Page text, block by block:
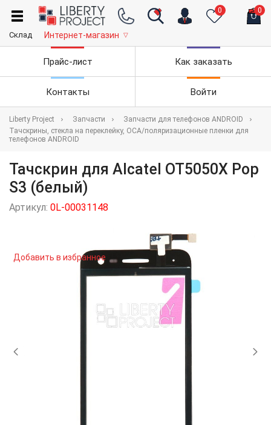
0 0
Склад Интернет-магазин ▽
Прайс-лист Как заказать
Контакты Войти
Liberty Project Запчасти
Запчасти для телефонов ANDROID
Тачскрины, стекла на переклейку, OCA/поляризационные пленки для
телефонов ANDROID
Тачскрин для Alcatel OT5050X Pop
S3 (белый)
Артикул: 0L-00031148
Добавить в избранное